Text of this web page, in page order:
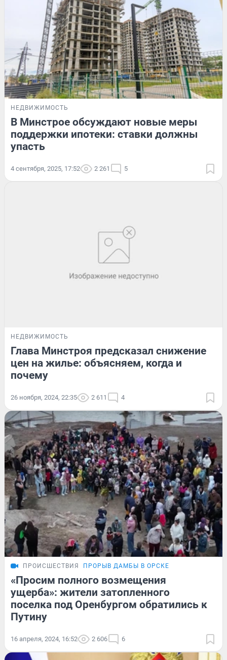
НЕДВИЖИМОСТЬ
В Минстрое обсуждают новые меры
поддержки ипотеки: ставки должны
упасть
4 сентября, 2025, 17:52 2 261 5
НЕДВИЖИМОСТЬ
Глава Минстроя предсказал снижение
цен на жилье: объясняем, когда и
почему
26 ноября, 2024, 22:35 2 611 4
ПРОИСШЕСТВИЯ ПРОРЫВ ДАМБЫ В ОРСКЕ
«Просим полного возмещения
ущерба»: жители затопленного
поселка под Оренбургом обратились к
Путину
16 апреля, 2024, 16:52 2 606 6